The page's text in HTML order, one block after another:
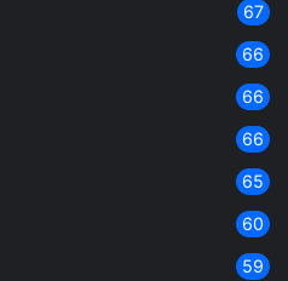
67
66
66
66
65
60
59